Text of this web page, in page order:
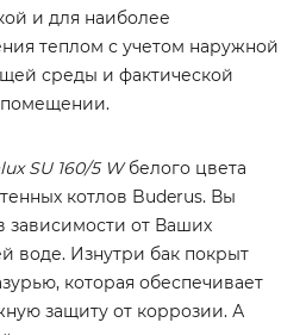
и для наиболее
теплом с учетом наружной
среды и фактической
SU 160/5 Wбелого цвета
котлов Buderus. Вы
зависимости от Ваших
воде. Изнутри бак покрыт
которая обеспечивает
защиту от коррозии. А